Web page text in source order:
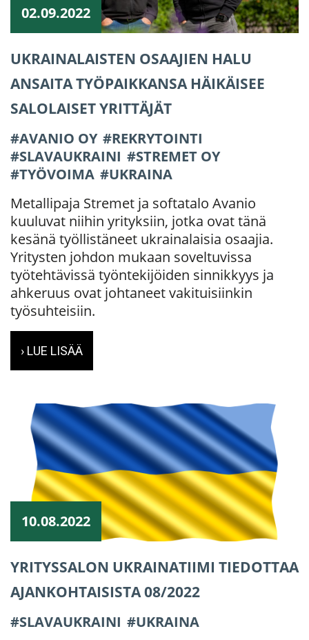
02.09.2022
UKRAINALAISTEN OSAAJIEN HALU
ANSAITA TYÖPAIKKANSA HÄIKÄISEE
SALOLAISET YRITTÄJÄT
AVANIO OY
REKRYTOINTI
SLAVAUKRAINI
STREMET OY
TYÖVOIMA
UKRAINA
Metallipaja Stremet ja softatalo Avanio
kuuluvat niihin yrityksiin, jotka ovat tänä
kesänä työllistäneet ukrainalaisia osaajia.
Yritysten johdon mukaan soveltuvissa
työtehtävissä työntekijöiden sinnikkyys ja
ahkeruus ovat johtaneet vakituisiinkin
työsuhteisiin.
› LUE LISÄÄ
10.08.2022
YRITYSSALON UKRAINATIIMI TIEDOTTAA
AJANKOHTAISISTA 08/2022
SLAVAUKRAINI
UKRAINA